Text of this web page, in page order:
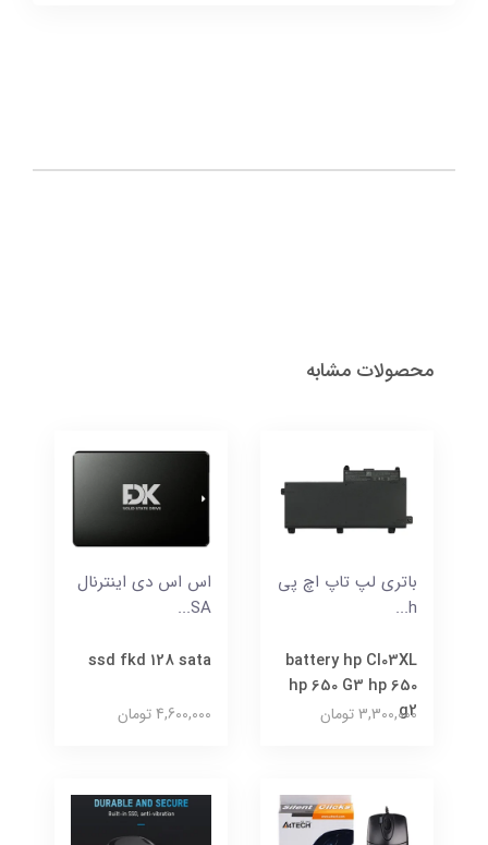
محصولات مشابه
باتری لپ تاپ اچ پی
h...
battery hp CI03XL
hp 650 G3 hp 650
g2
3,300,000 تومان
اس اس دی اینترنال
SA...
ssd fkd 128 sata
4,600,000 تومان